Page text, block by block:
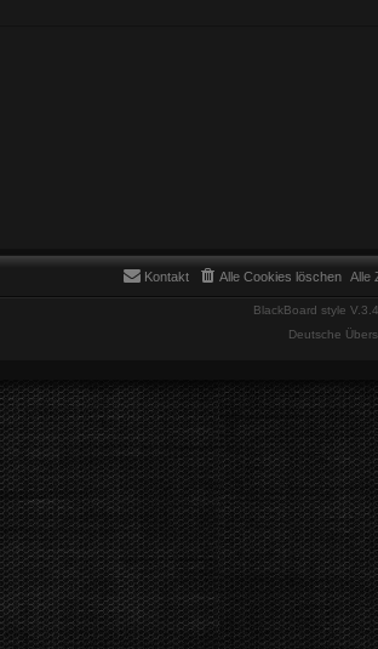
Alle
Alle Cookies löschen
Kontakt
BlackBoard style
Deutsche